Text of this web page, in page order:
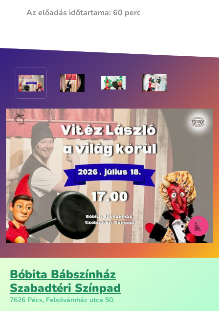
Az előadás időtartama: 60 perc
Bóbita Bábszínház
Szabadtéri Színpad
7626 Pécs, Felsővámház utca 50.